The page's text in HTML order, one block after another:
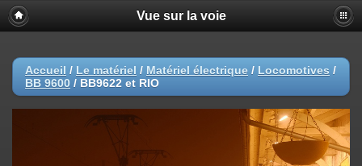
Vue sur la voie
Accueil / Le matériel / Matériel électrique / Locomotives /
BB 9600 / BB9622 et RIO